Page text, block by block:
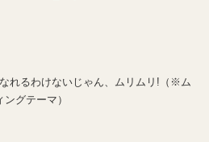
れるわけないじゃん、ムリムリ!（※ム
グテーマ）